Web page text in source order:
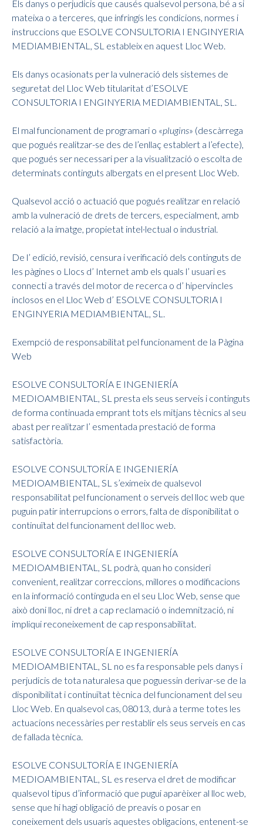
Els danys o perjudicis que causés qualsevol persona, bé a si
mateixa o a terceres, que infringís les condicions, normes i
instruccions que ESOLVE CONSULTORIA I ENGINYERIA
MEDIAMBIENTAL, SL estableix en aquest Lloc Web.
Els danys ocasionats per la vulneració dels sistemes de
seguretat del Lloc Web titularitat d’ESOLVE
CONSULTORIA I ENGINYERIA MEDIAMBIENTAL, SL.
El mal funcionament de programari o «plugins» (descàrrega
que pogués realitzar-se des de l’enllaç establert a l’efecte),
que pogués ser necessari per a la visualització o escolta de
determinats continguts albergats en el present Lloc Web.
Qualsevol acció o actuació que pogués realitzar en relació
amb la vulneració de drets de tercers, especialment, amb
relació a la imatge, propietat intel·lectual o industrial.
De l’ edició, revisió, censura i verificació dels continguts de
les pàgines o Llocs d’ Internet amb els quals l’ usuari es
connecti a través del motor de recerca o d’ hipervincles
inclosos en el Lloc Web d’ ESOLVE CONSULTORIA I
ENGINYERIA MEDIAMBIENTAL, SL.
Exempció de responsabilitat pel funcionament de la Pàgina
Web
ESOLVE CONSULTORÍA E INGENIERÍA
MEDIOAMBIENTAL, SL presta els seus serveis i continguts
de forma continuada emprant tots els mitjans tècnics al seu
abast per realitzar l’ esmentada prestació de forma
satisfactòria.
ESOLVE CONSULTORÍA E INGENIERÍA
MEDIOAMBIENTAL, SL s’eximeix de qualsevol
responsabilitat pel funcionament o serveis del lloc web que
puguin patir interrupcions o errors, falta de disponibilitat o
continuïtat del funcionament del lloc web.
ESOLVE CONSULTORÍA E INGENIERÍA
MEDIOAMBIENTAL, SL podrà, quan ho consideri
convenient, realitzar correccions, millores o modificacions
en la informació continguda en el seu Lloc Web, sense que
això doni lloc, ni dret a cap reclamació o indemnització, ni
impliqui reconeixement de cap responsabilitat.
ESOLVE CONSULTORÍA E INGENIERÍA
MEDIOAMBIENTAL, SL no es fa responsable pels danys i
perjudicis de tota naturalesa que poguessin derivar-se de la
disponibilitat i continuïtat tècnica del funcionament del seu
Lloc Web. En qualsevol cas, 08013, durà a terme totes les
actuacions necessàries per restablir els seus serveis en cas
de fallada tècnica.
ESOLVE CONSULTORÍA E INGENIERÍA
MEDIOAMBIENTAL, SL es reserva el dret de modificar
qualsevol tipus d’informació que pugui aparèixer al lloc web,
sense que hi hagi obligació de preavís o posar en
coneixement dels usuaris aquestes obligacions, entenent-se